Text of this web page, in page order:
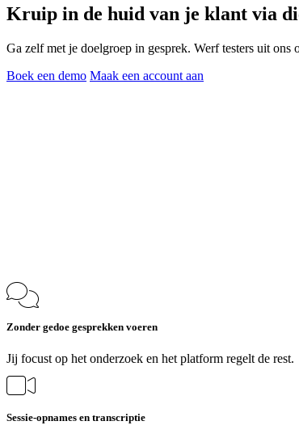
Kruip in de huid van je klant via
Ga zelf met je doelgroep in gesprek. Werf testers uit ons
Boek een demo Maak een account aan
Zonder gedoe gesprekken voeren
Jij focust op het onderzoek en het platform regelt de rest.
Sessie-opnames en transcriptie